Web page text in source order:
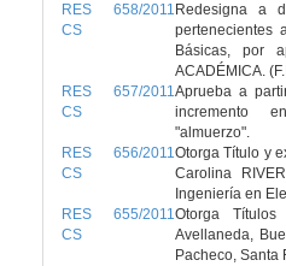
RES 658/2011
CS
Redesigna a
pertenecientes
Básicas, por
ACADÉMICA.
RES 657/2011
CS
Aprueba a
incremento
"almuerzo".
RES 656/2011
CS
Otorga Título y
Carolina
Ingeniería en
RES 655/2011
CS
Otorga
Avellaneda,
Pacheco, Santa